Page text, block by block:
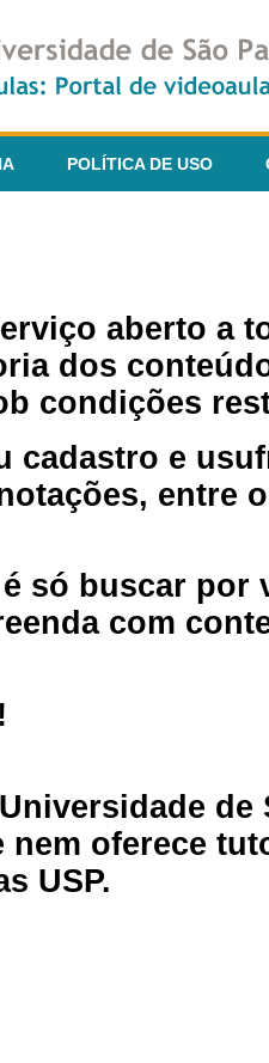
POLÍTICA DE USO
aberto a
dos
condições
cadastro e
entre
só buscar por
com
Universidade
nem oferece
USP.